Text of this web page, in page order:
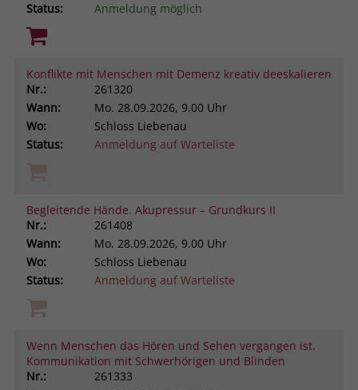
Status:
Anmeldung möglich
Konflikte mit Menschen mit Demenz kreativ deeskalieren
Nr.:
261320
Wann:
Mo. 28.09.2026, 9.00 Uhr
Wo:
Schloss Liebenau
Status:
Anmeldung auf Warteliste
Begleitende Hände. Akupressur – Grundkurs II
Nr.:
261408
Wann:
Mo. 28.09.2026, 9.00 Uhr
Wo:
Schloss Liebenau
Status:
Anmeldung auf Warteliste
Wenn Menschen das Hören und Sehen vergangen ist.
Kommunikation mit Schwerhörigen und Blinden
Nr.:
261333